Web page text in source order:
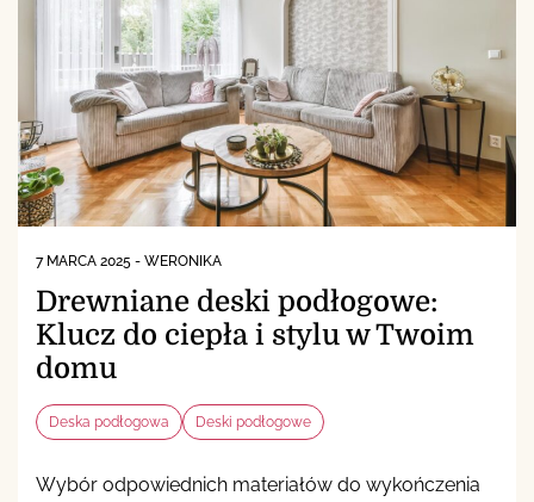
7 MARCA 2025 - WERONIKA
Drewniane deski podłogowe:
Klucz do ciepła i stylu w Twoim
domu
Deska podłogowa Deski podłogowe
Wybór odpowiednich materiałów do wykończenia